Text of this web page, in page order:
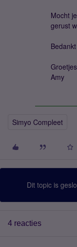
Mocht
gerust
Amy
Simyo Compleet
Dit topic is
4 reacties